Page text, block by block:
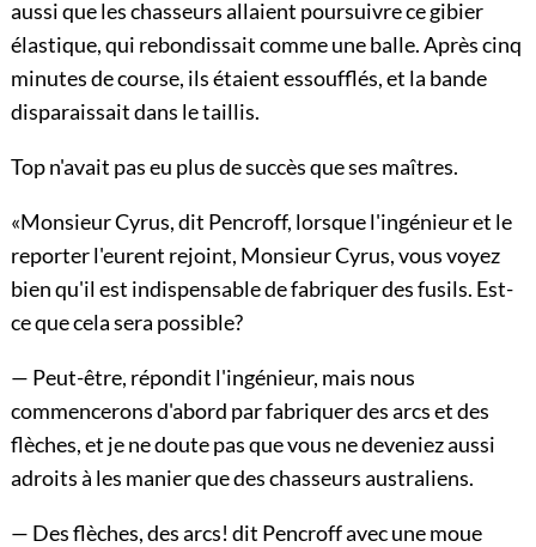
aussi que les chasseurs allaient poursuivre ce gibier
élastique, qui rebondissait comme une balle. Après cinq
minutes de course, ils étaient essoufflés, et la bande
disparaissait dans le taillis.
Top n'avait pas eu plus de succès que ses maîtres.
«Monsieur Cyrus, dit Pencroff, lorsque l'ingénieur et le
reporter l'eurent rejoint, Monsieur Cyrus, vous voyez
bien qu'il est indispensable de fabriquer des fusils. Est-
ce que cela sera possible?
— Peut-être, répondit l'ingénieur, mais nous
commencerons d'abord par fabriquer des arcs et des
flèches, et je ne doute pas que vous ne deveniez aussi
adroits à les manier que des chasseurs australiens.
— Des flèches, des arcs! dit Pencroff avec une moue